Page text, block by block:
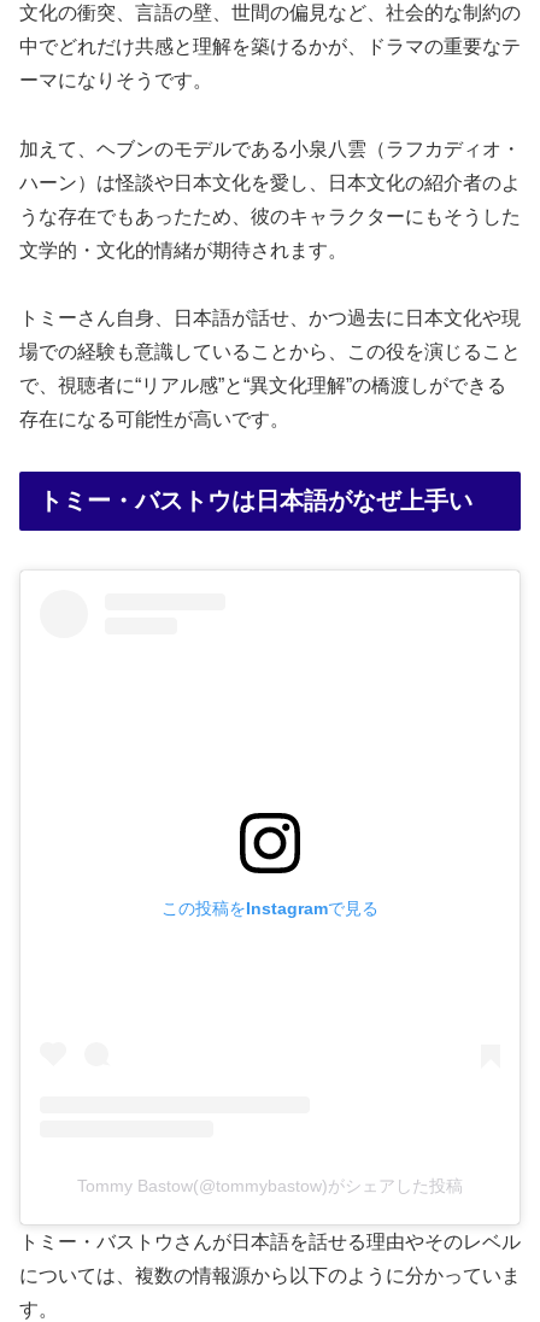
文化の衝突、言語の壁、世間の偏見など、社会的な制約の
中でどれだけ共感と理解を築けるかが、ドラマの重要なテ
ーマになりそうです。
加えて、ヘブンのモデルである小泉八雲（ラフカディオ・
ハーン）は怪談や日本文化を愛し、日本文化の紹介者のよ
うな存在でもあったため、彼のキャラクターにもそうした
文学的・文化的情緒が期待されます。
トミーさん自身、日本語が話せ、かつ過去に日本文化や現
場での経験も意識していることから、この役を演じること
で、視聴者に“リアル感”と“異文化理解”の橋渡しができる
存在になる可能性が高いです。
トミー・バストウは日本語がなぜ上手い
この投稿をInstagramで見る
Tommy Bastow(@tommybastow)がシェアした投稿
トミー・バストウさんが日本語を話せる理由やそのレベル
については、複数の情報源から以下のように分かっていま
す。